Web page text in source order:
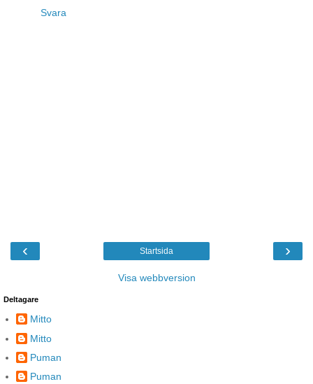
Svara
‹ ›
Startsida
Visa webbversion
Deltagare
Mitto
Mitto
Puman
Puman